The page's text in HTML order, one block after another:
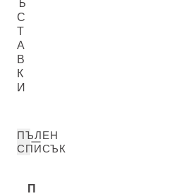
Ъ
С
Т
А
В
К
И
ПЪЛЕН
СПИСЪК
П